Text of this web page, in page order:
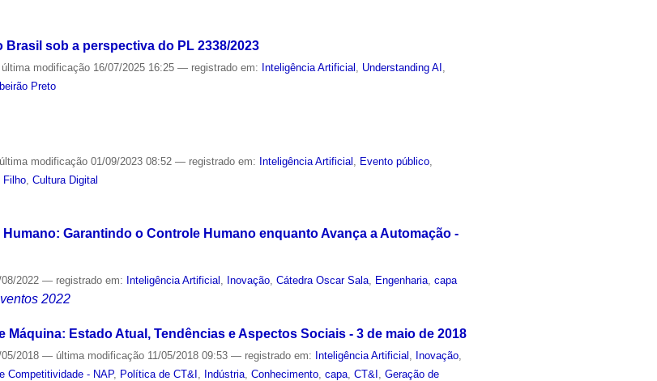
sob a perspectiva do PL 2338/2023
última modificação 16/07/2025 16:25— registrado em: Inteligência Artificial , Understanding AI ,
Preto
última modificação 01/09/2023 08:52— registrado em: Inteligência Artificial , Evento público,
Filho,Cultura Digital
Garantindo o Controle Humano enquanto Avança a Automação -
08/2022— registrado em: Inteligência Artificial Inovação ,Cátedra Oscar Sala Engenharia ,capa
2022
Máquina: Estado Atual, Tendências e Aspectos Sociais - 3 de maio de 2018
05/2018— última modificação 11/05/2018 09:53— registrado em: Inteligência Artificial Inovação
Competitividade - NAP, Política de CT&I Indústria ,Conhecimento ,capa ,CT&I ,Geração de